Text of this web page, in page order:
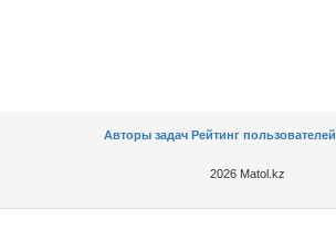
Авторы задач Рейтинг пользователей
2026 Matol.kz